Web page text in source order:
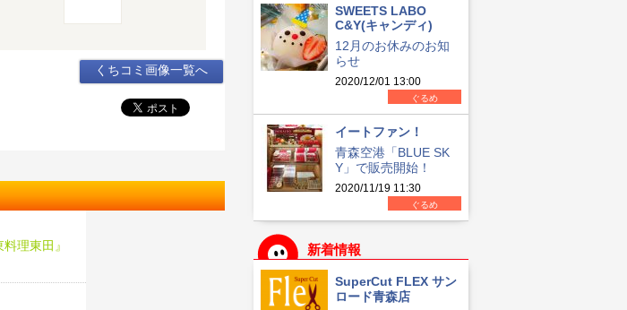
くちコミ画像一覧へ
理東田』
SWEETS LABO
C&Y(キャンディ)
12月のお休みのお知
らせ
2020/12/01 13:00
ぐるめ
イートファン！
青森空港「BLUE SK
Y」で販売開始！
2020/11/19 11:30
ぐるめ
新着情報
SuperCut FLEX サン
ロード青森店